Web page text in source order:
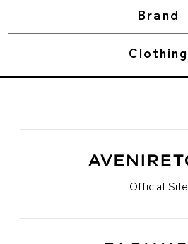
Brand
Clothing
Official Site